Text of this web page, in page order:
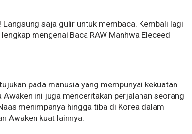
saja gulir untuk membaca. Kembali lagi
mengenai Baca RAW Manhwa Eleceed
pada manusia yang mempunyai kekuatan
ini juga menceritakan perjalanan seorang
menimpanya hingga tiba di Korea dalam
Awaken kuat lainnya.